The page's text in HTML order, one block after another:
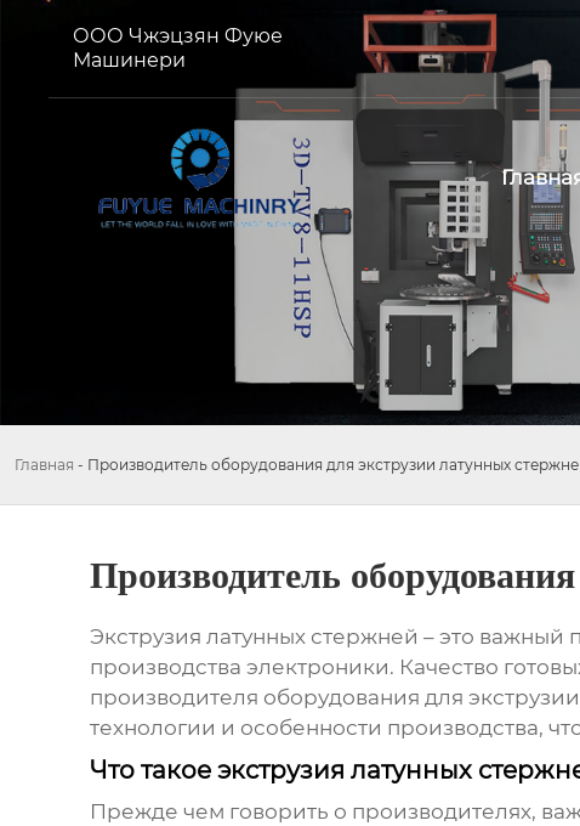
ООО Чжэцзян Фуюе
Машинери
Главная - Производитель оборудования для экструзии латунных
Производитель
Экструзия латунных стержней – это
производства электроники. Качество
производителя оборудования для
технологии и особенности производства,
Что такое экструзия латунных
Прежде чем говорить о производителях,